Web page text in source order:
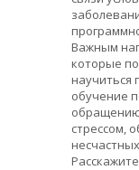
Важным
которые
научиться
обучение
стрессом,